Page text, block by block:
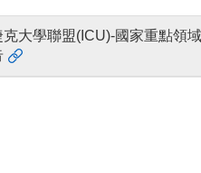
克大學聯盟(ICU)-國家重點領